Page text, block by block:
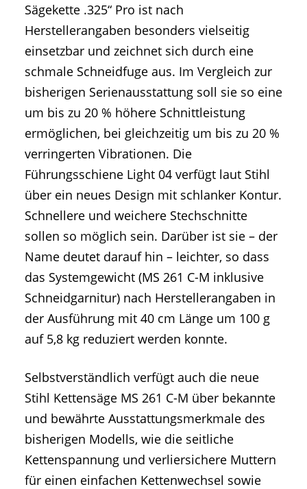
Sägekette .325“ Pro ist nach
Herstellerangaben besonders vielseitig
einsetzbar und zeichnet sich durch eine
schmale Schneidfuge aus. Im Vergleich zur
bisherigen Serienausstattung soll sie so eine
um bis zu 20 % höhere Schnittleistung
ermöglichen, bei gleichzeitig um bis zu 20 %
verringerten Vibrationen. Die
Führungsschiene Light 04 verfügt laut Stihl
über ein neues Design mit schlanker Kontur.
Schnellere und weichere Stechschnitte
sollen so möglich sein. Darüber ist sie – der
Name deutet darauf hin – leichter, so dass
das Systemgewicht (MS 261 C-M inklusive
Schneidgarnitur) nach Herstellerangaben in
der Ausführung mit 40 cm Länge um 100 g
auf 5,8 kg reduziert werden konnte.
Selbstverständlich verfügt auch die neue
Stihl Kettensäge MS 261 C-M über bekannte
und bewährte Ausstattungsmerkmale des
bisherigen Modells, wie die seitliche
Kettenspannung und verliersichere Muttern
für einen einfachen Kettenwechsel sowie